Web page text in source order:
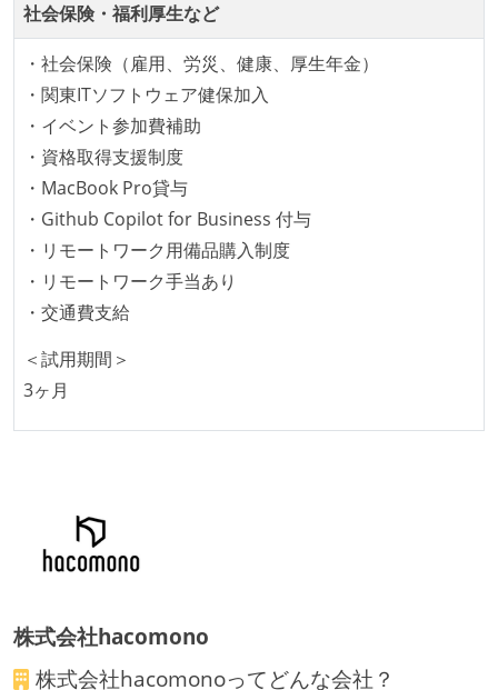
社会保険・福利厚生など
・社会保険（雇用、労災、健康、厚生年金）
・関東ITソフトウェア健保加入
・イベント参加費補助
・資格取得支援制度
・MacBook Pro貸与
・Github Copilot for Business 付与
・リモートワーク用備品購入制度
・リモートワーク手当あり
・交通費支給
＜試用期間＞
3ヶ月
株式会社hacomono
株式会社hacomonoってどんな会社？